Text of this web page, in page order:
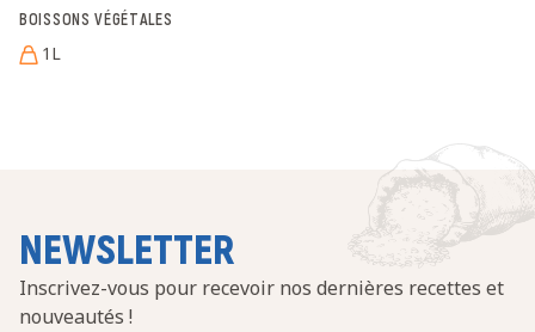
BOISSONS VÉGÉTALES
1L
NEWSLETTER
Inscrivez-vous pour recevoir nos dernières recettes et
nouveautés !